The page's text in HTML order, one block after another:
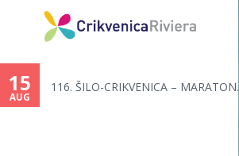
15
AUG
116. ŠILO-CRIKVENICA – MARATON...
are
here